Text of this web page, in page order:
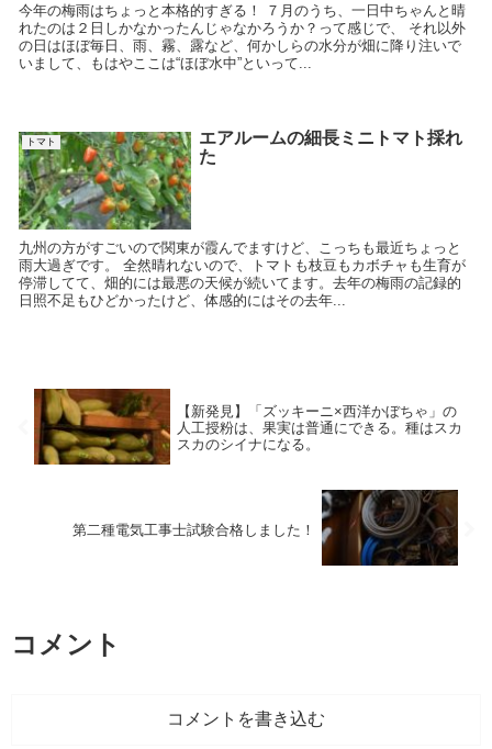
今年の梅雨はちょっと本格的すぎる！ ７月のうち、一日中ちゃんと晴
れたのは２日しかなかったんじゃなかろうか？って感じで、 それ以外
の日はほぼ毎日、雨、霧、露など、何かしらの水分が畑に降り注いで
いまして、もはやここは“ほぼ水中”といって...
トマト
エアルームの細長ミニトマト採れ
た
九州の方がすごいので関東が霞んでますけど、こっちも最近ちょっと
雨大過ぎです。 全然晴れないので、トマトも枝豆もカボチャも生育が
停滞してて、畑的には最悪の天候が続いてます。去年の梅雨の記録的
日照不足もひどかったけど、体感的にはその去年...
【新発見】「ズッキーニ×西洋かぼちゃ」の
人工授粉は、果実は普通にできる。種はスカ
スカのシイナになる。
第二種電気工事士試験合格しました！
コメント
コメントを書き込む